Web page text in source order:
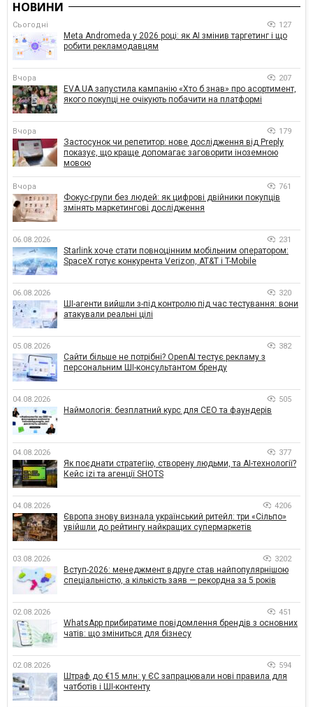
НОВИНИ
Сьогодні 127
Meta Andromeda у 2026 році: як AI змінив таргетинг і що
робити рекламодавцям
Вчора 207
EVA.UA запустила кампанію «Хто б знав» про асортимент,
якого покупці не очікують побачити на платформі
Вчора 179
Застосунок чи репетитор: нове дослідження від Preply
показує, що краще допомагає заговорити іноземною
мовою
Вчора 761
Фокус-групи без людей: як цифрові двійники покупців
змінять маркетингові дослідження
06.08.2026 231
Starlink хоче стати повноцінним мобільним оператором:
SpaceX готує конкурента Verizon, AT&T і T-Mobile
06.08.2026 320
ШІ-агенти вийшли з-під контролю під час тестування: вони
атакували реальні цілі
05.08.2026 382
Сайти більше не потрібні? OpenAI тестує рекламу з
персональним ШІ-консультантом бренду
04.08.2026 505
Наймологія: безплатний курс для CEO та фаундерів
04.08.2026 377
Як поєднати стратегію, створену людьми, та AI-технології?
Кейс izi та агенції SHOTS
04.08.2026 4206
Європа знову визнала український ритейл: три «Сільпо»
увійшли до рейтингу найкращих супермаркетів
03.08.2026 3202
Вступ-2026: менеджмент вдруге став найпопулярнішою
спеціальністю, а кількість заяв — рекордна за 5 років
02.08.2026 451
WhatsApp прибиратиме повідомлення брендів з основних
чатів: що зміниться для бізнесу
02.08.2026 594
Штраф до €15 млн: у ЄС запрацювали нові правила для
чатботів і ШІ-контенту